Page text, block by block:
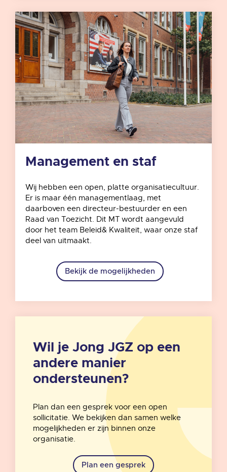
Management en staf
Wij hebben een open, platte organisatiecultuur.
Er is maar één managementlaag, met
daarboven een directeur-bestuurder en een
Raad van Toezicht. Dit MT wordt aangevuld
door het team Beleid& Kwaliteit, waar onze staf
deel van uitmaakt.
Bekijk de mogelijkheden
Wil je Jong JGZ op een
andere manier
ondersteunen?
Plan dan een gesprek voor een open
sollicitatie. We bekijken dan samen welke
mogelijkheden er zijn binnen onze
organisatie.
Plan een gesprek